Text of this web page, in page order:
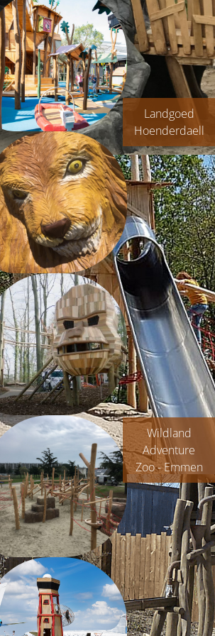
Landgoed
Hoenderdaell
Wildland
Adventure
Zoo - Emmen